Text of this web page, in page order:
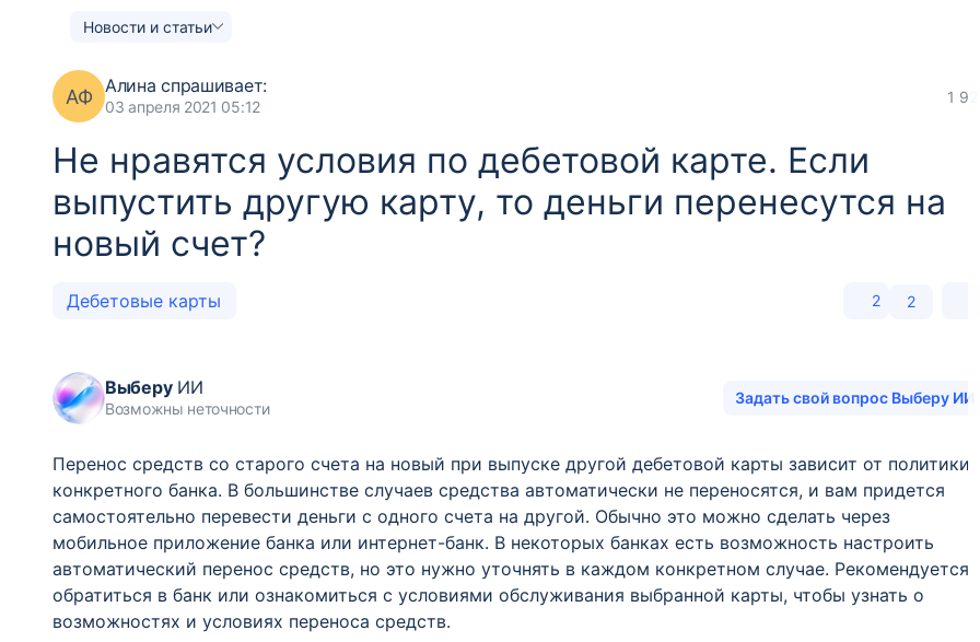
Новости и статьи
АФ Алина спрашивает:
03 апреля 2021 05:12
1 921
Не нравятся условия по дебетовой карте. Если
выпустить другую карту, то деньги перенесутся на
новый счет?
Дебетовые карты 2 2
ВыберуИИ
Возможны неточности
Задать свой вопрос Выберу ИИ
Перенос средств со старого счета на новый при выпуске другой дебетовой карты зависит от политики
конкретного банка. В большинстве случаев средства автоматически не переносятся, и вам придется
самостоятельно перевести деньги с одного счета на другой. Обычно это можно сделать через
мобильное приложение банка или интернет-банк. В некоторых банках есть возможность настроить
автоматический перенос средств, но это нужно уточнять в каждом конкретном случае. Рекомендуется
обратиться в банк или ознакомиться с условиями обслуживания выбранной карты, чтобы узнать о
возможностях и условиях переноса средств.